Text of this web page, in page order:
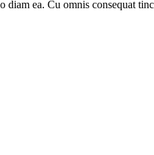
ea. Cu omnis consequat